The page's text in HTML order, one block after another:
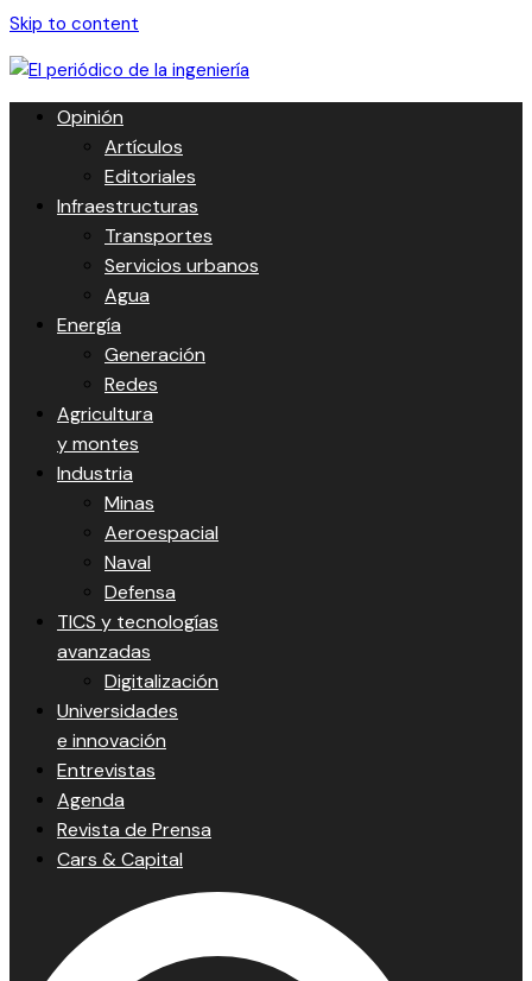
Skip to content
Opinión
Artículos
Editoriales
Infraestructuras
Transportes
Servicios urbanos
Agua
Energía
Generación
Redes
Agricultura
y montes
Industria
Minas
Aeroespacial
Naval
Defensa
TICS y tecnologías
avanzadas
Digitalización
Universidades
e innovación
Entrevistas
Agenda
Revista de Prensa
Cars & Capital